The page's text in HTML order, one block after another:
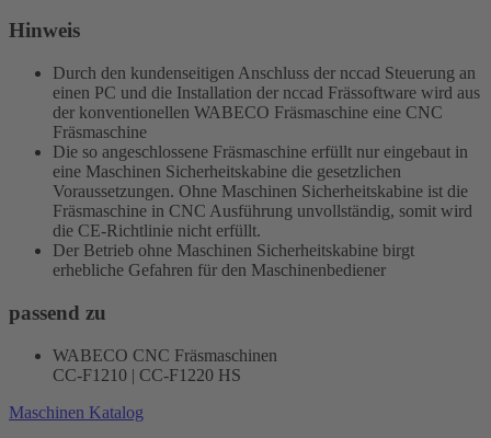
Hinweis
Durch den kundenseitigen Anschluss der nccad Steuerung an
einen PC und die Installation der nccad Frässoftware wird aus
der konventionellen WABECO Fräsmaschine eine CNC
Fräsmaschine
Die so angeschlossene Fräsmaschine erfüllt nur eingebaut in
eine Maschinen Sicherheitskabine die gesetzlichen
Voraussetzungen. Ohne Maschinen Sicherheitskabine ist die
Fräsmaschine in CNC Ausführung unvollständig, somit wird
die CE-Richtlinie nicht erfüllt.
Der Betrieb ohne Maschinen Sicherheitskabine birgt
erhebliche Gefahren für den Maschinenbediener
passend zu
WABECO CNC Fräsmaschinen
CC-F1210 | CC-F1220 HS
Maschinen Katalog